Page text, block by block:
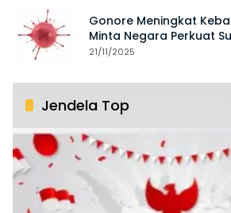
Gonore Meningkat
Minta Negara Perkuat
21/11/2025
Jendela Top